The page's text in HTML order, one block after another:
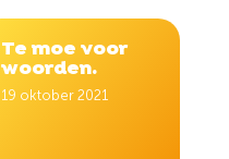
Te moe voor
woorden.
19 oktober 2021